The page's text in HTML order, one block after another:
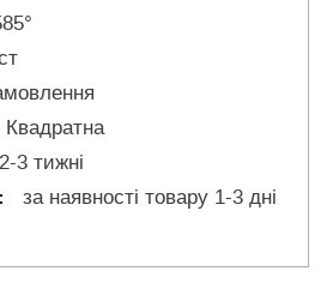
Квадратна
2-3 тижні
за наявності товару 1-3 дні